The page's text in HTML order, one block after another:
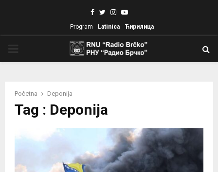
Facebook
TwitterInstagram
Youtube
Program Latinica Ћирилица
Početna Deponija
Tag : Deponija